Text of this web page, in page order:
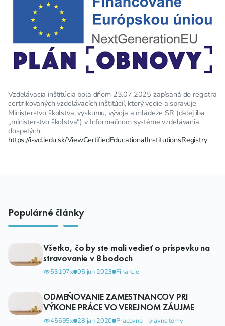
Vzdelávacia inštitúcia bola dňom 23.07.2025 zapísaná do registra
certifikovaných vzdelávacích inštitúcií, ktorý vedie a spravuje
Ministerstvo školstva, výskumu, vývoja a mládeže SR (ďalej iba
„ministerstvo školstva“) v Informačnom systéme vzdelávania
dospelých:
https://isvd.iedu.sk/ViewCertifiedEducationalInstitutionsRegistry
Populárné články
Všetko, čo by ste mali vedieť o príspevku na
stravovanie v 8 bodoch
53107x 05 jún 2023 Financie
ODMEŇOVANIE ZAMESTNANCOV PRI
VÝKONE PRÁCE VO VEREJNOM ZÁUJME
45695x 28 jan 2020 Pracovno - právne témy